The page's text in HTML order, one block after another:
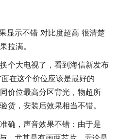
显示不错 对比度超高 很清楚
拉满。
个大电视了，看到海信新发布
在这个价位应该是最好的
价位最高分区背光，物超所
货，安装后效果相当不错。
确，声音效果不错：由于是